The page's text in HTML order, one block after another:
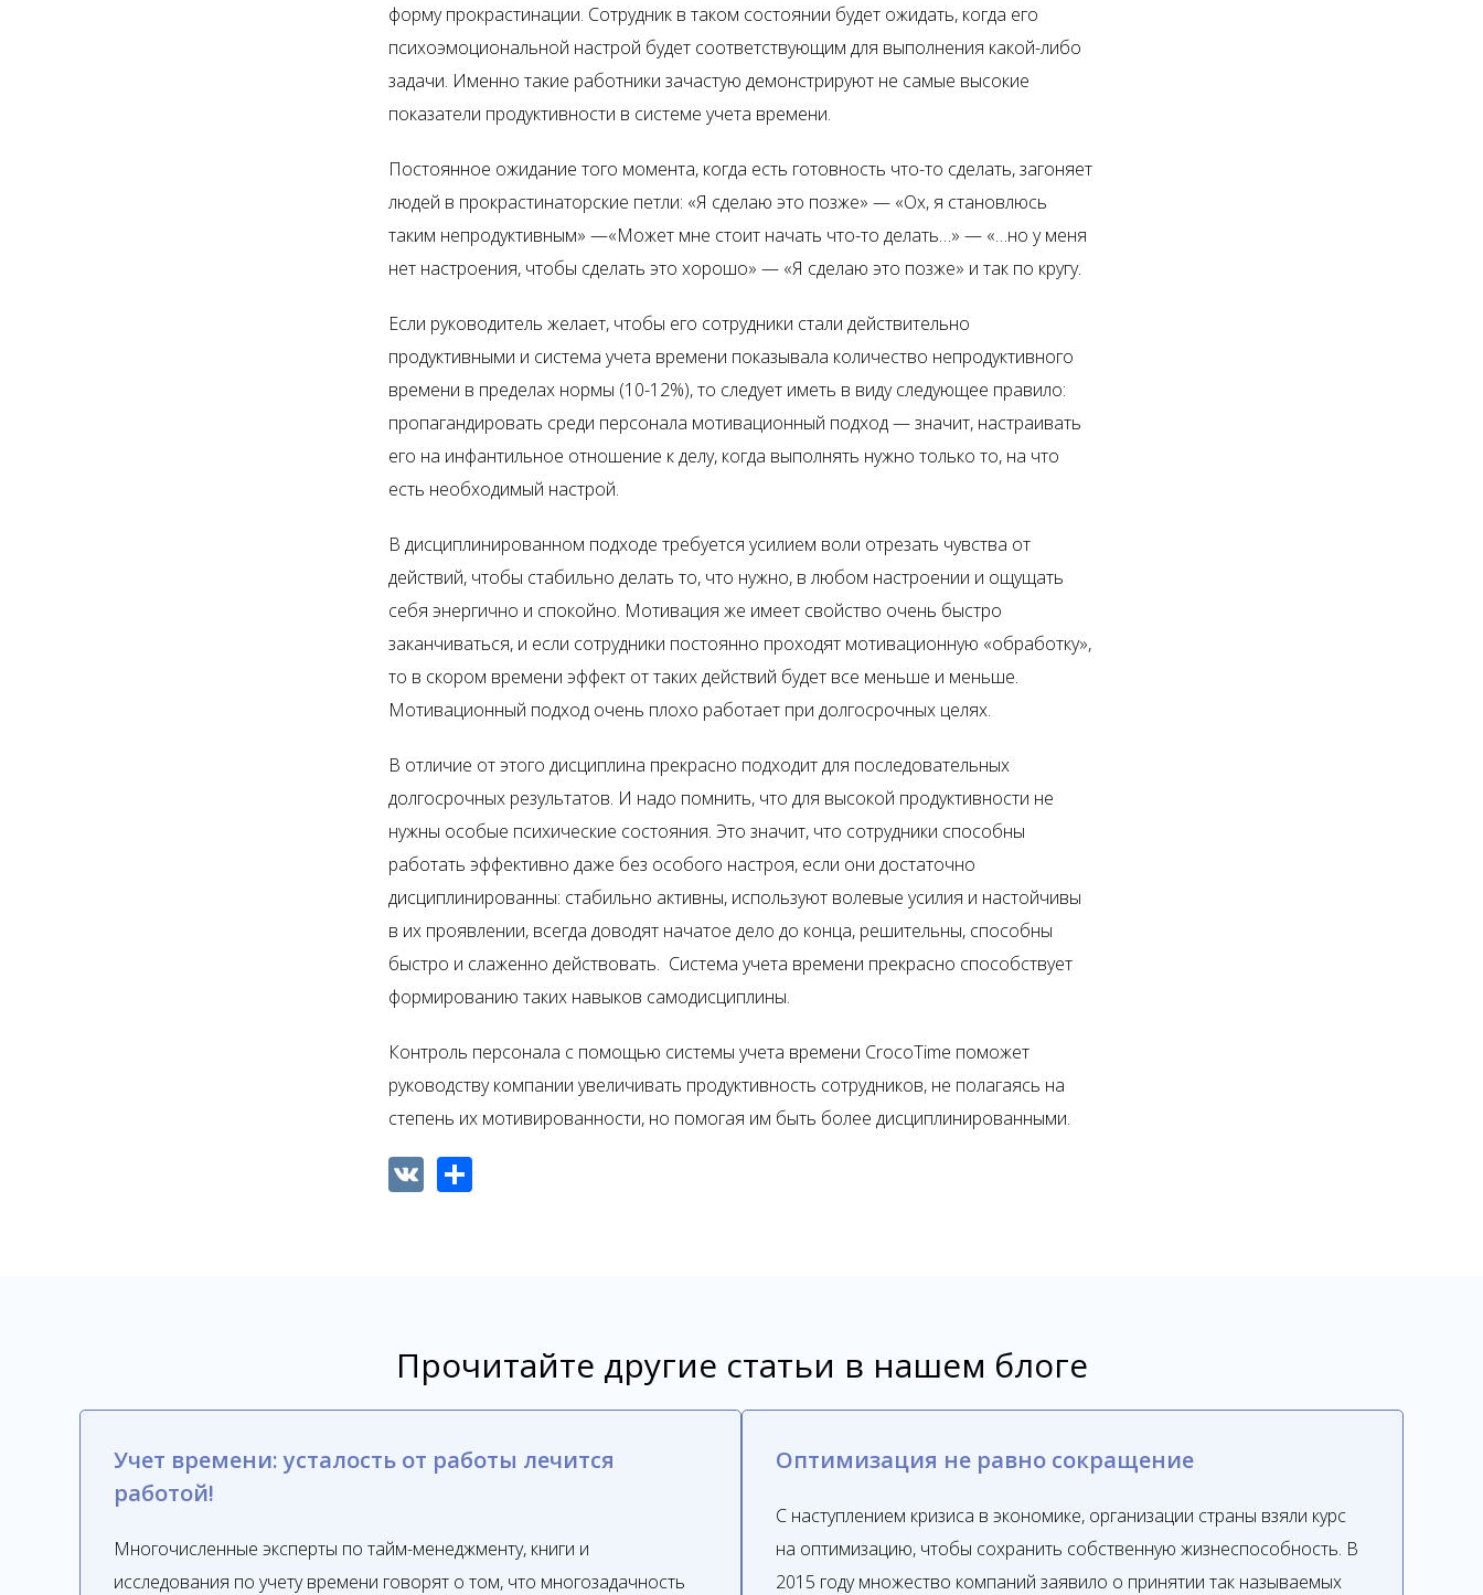
форму прокрастинации. Сотрудник в таком состоянии будет ожидать, когда его
психоэмоциональной настрой будет соответствующим для выполнения какой-либо
задачи. Именно такие работники зачастую демонстрируют не самые высокие
показатели продуктивности в системе учета времени.
Постоянное ожидание того момента, когда есть готовность что-то сделать, загоняет
людей в прокрастинаторские петли: «Я сделаю это позже» — «Ох, я становлюсь
таким непродуктивным» —«Может мне стоит начать что-то делать…» — «…но у меня
нет настроения, чтобы сделать это хорошо» — «Я сделаю это позже» и так по кругу.
Если руководитель желает, чтобы его сотрудники стали действительно
продуктивными и система учета времени показывала количество непродуктивного
времени в пределах нормы (10-12%), то следует иметь в виду следующее правило:
пропагандировать среди персонала мотивационный подход — значит, настраивать
его на инфантильное отношение к делу, когда выполнять нужно только то, на что
есть необходимый настрой.
В дисциплинированном подходе требуется усилием воли отрезать чувства от
действий, чтобы стабильно делать то, что нужно, в любом настроении и ощущать
себя энергично и спокойно. Мотивация же имеет свойство очень быстро
заканчиваться, и если сотрудники постоянно проходят мотивационную «обработку»,
то в скором времени эффект от таких действий будет все меньше и меньше.
Мотивационный подход очень плохо работает при долгосрочных целях.
В отличие от этого дисциплина прекрасно подходит для последовательных
долгосрочных результатов. И надо помнить, что для высокой продуктивности не
нужны особые психические состояния. Это значит, что сотрудники способны
работать эффективно даже без особого настроя, если они достаточно
дисциплинированны: стабильно активны, используют волевые усилия и настойчивы
в их проявлении, всегда доводят начатое дело до конца, решительны, способны
быстро и слаженно действовать. Система учета времени прекрасно способствует
формированию таких навыков самодисциплины.
Контроль персонала с помощью системы учета времени CrocoTime поможет
руководству компании увеличивать продуктивность сотрудников, не полагаясь на
степень их мотивированности, но помогая им быть более дисциплинированными.
VK Share
Прочитайте другие статьи в нашем блоге
Учет времени: усталость от работы лечится
работой!
Многочисленные эксперты по тайм-менеджменту, книги и
исследования по учету времени говорят о том, что многозадачность
Оптимизация не равно сокращение
С наступлением кризиса в экономике, организации страны взяли курс
на оптимизацию, чтобы сохранить собственную жизнеспособность. В
2015 году множество компаний заявило о принятии так называемых